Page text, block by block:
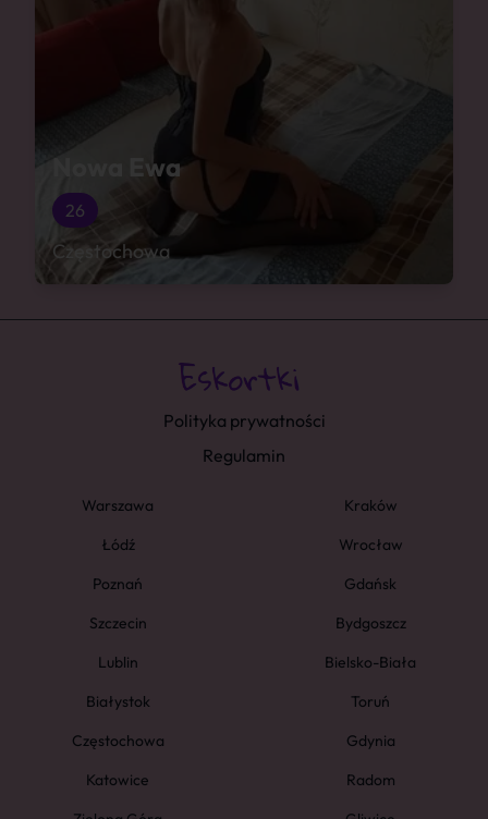
Nowa Ewa
26
Częstochowa
Polityka prywatności
Regulamin
Warszawa
Kraków
Łódź
Wrocław
Poznań
Gdańsk
Szczecin
Bydgoszcz
Lublin
Bielsko-Biała
Białystok
Toruń
Częstochowa
Gdynia
Katowice
Radom